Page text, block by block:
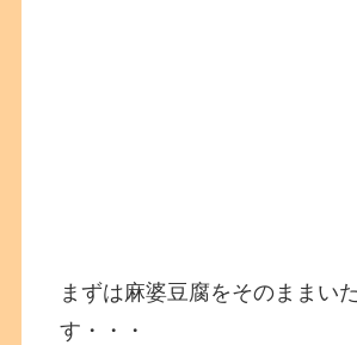
まずは麻婆豆腐をそのままい
す・・・